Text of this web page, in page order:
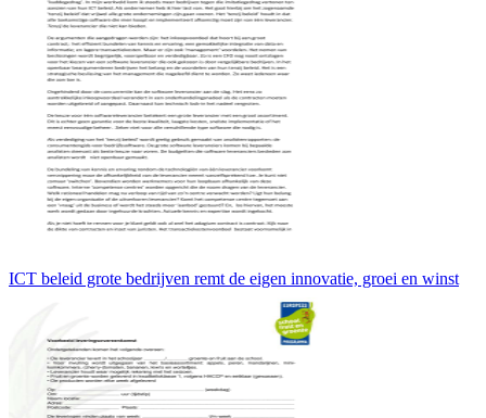
ICT beleid grote bedrijven remt de eigen innovatie, groei en winst